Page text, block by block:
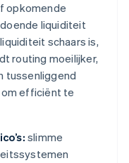
opkomende
liquiditeit
schaars is,
routing moeilijker,
tussenliggend
om efficiënt te
slimme